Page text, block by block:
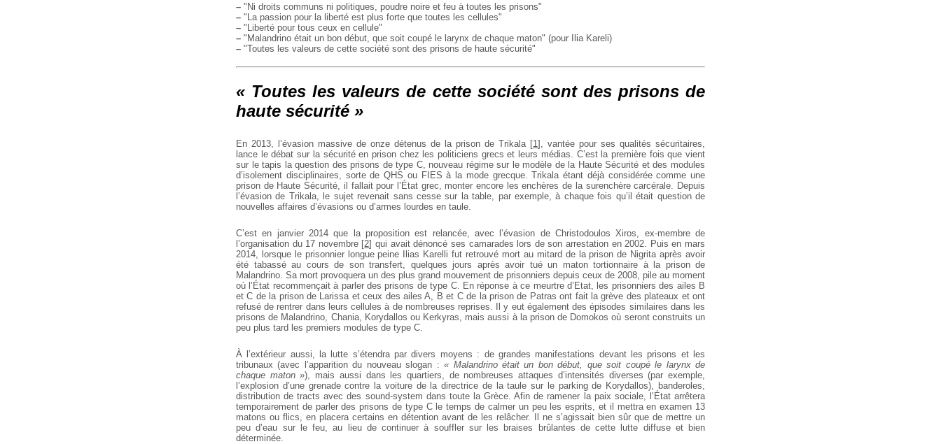
– "Ni droits communs ni politiques, poudre noire et feu à toutes les prisons"
– "La passion pour la liberté est plus forte que toutes les cellules"
– "Liberté pour tous ceux en cellule"
– "Malandrino était un bon début, que soit coupé le larynx de chaque maton" (pour Ilia Kareli)
– "Toutes les valeurs de cette société sont des prisons de haute sécurité"
« Toutes les valeurs de cette société sont des prisons de
haute sécurité »
En 2013, l’évasion massive de onze détenus de la prison de Trikala [1] , vantée pour ses qualités sécuritaires,
lance le débat sur la sécurité en prison chez les politiciens grecs et leurs médias. C’est la première fois que vient
sur le tapis la question des prisons de type C, nouveau régime sur le modèle de la Haute Sécurité et des modules
d’isolement disciplinaires, sorte de QHS ou FIES à la mode grecque. Trikala étant déjà considérée comme une
prison de Haute Sécurité, il fallait pour l’État grec, monter encore les enchères de la surenchère carcérale. Depuis
l’évasion de Trikala, le sujet revenait sans cesse sur la table, par exemple, à chaque fois qu’il était question de
nouvelles affaires d’évasions ou d’armes lourdes en taule.
C’est en janvier 2014 que la proposition est relancée, avec l’évasion de Christodoulos Xiros, ex-membre de
l’organisation du 17 novembre[2] qui avait dénoncé ses camarades lors de son arrestation en 2002. Puis en mars
2014, lorsque le prisonnier longue peine Ilias Karelli fut retrouvé mort au mitard de la prison de Nigrita après avoir
été tabassé au cours de son transfert, quelques jours après avoir tué un maton tortionnaire à la prison de
Malandrino. Sa mort provoquera un des plus grand mouvement de prisonniers depuis ceux de 2008, pile au moment
où l’État recommençait à parler des prisons de type C. En réponse à ce meurtre d’Etat, les prisonniers des ailes B
et C de la prison de Larissa et ceux des ailes A, B et C de la prison de Patras ont fait la grève des plateaux et ont
refusé de rentrer dans leurs cellules à de nombreuses reprises. Il y eut également des épisodes similaires dans les
prisons de Malandrino, Chania, Korydallos ou Kerkyras, mais aussi à la prison de Domokos où seront construits un
peu plus tard les premiers modules de type C.
À l’extérieur aussi, la lutte s’étendra par divers moyens : de grandes manifestations devant les prisons et les
tribunaux (avec l’apparition du nouveau slogan :« Malandrino était un bon début, que soit coupé le larynx de
chaque maton »), mais aussi dans les quartiers, de nombreuses attaques d’intensités diverses (par exemple,
l’explosion d’une grenade contre la voiture de la directrice de la taule sur le parking de Korydallos), banderoles,
distribution de tracts avec des sound-system dans toute la Grèce. Afin de ramener la paix sociale, l’État arrêtera
temporairement de parler des prisons de type C le temps de calmer un peu les esprits, et il mettra en examen 13
matons ou flics, en placera certains en détention avant de les relâcher. Il ne s’agissait bien sûr que de mettre un
peu d’eau sur le feu, au lieu de continuer à souffler sur les braises brûlantes de cette lutte diffuse et bien
déterminée.